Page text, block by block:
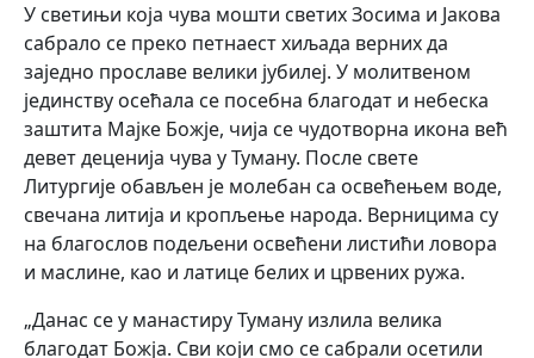
У светињи која чува мошти светих Зосима и Јакова
сабрало се преко петнаест хиљада верних да
заједно прославе велики јубилеј. У молитвеном
јединству осећала се посебна благодат и небеска
заштита Мајке Божје, чија се чудотворна икона већ
девет деценија чува у Туману. После свете
Литургије обављен је молебан са освећењем воде,
свечана литија и кропљење народа. Верницима су
на благослов подељени освећени листићи ловора
и маслине, као и латице белих и црвених ружа.
„Данас се у манастиру Туману излила велика
благодат Божја. Сви који смо се сабрали осетили